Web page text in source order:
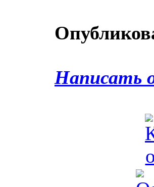
Написать